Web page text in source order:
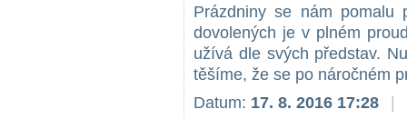
Prázdniny se nám pomalu
dovolených je v plném
užívá dle svých představ.
těšíme, že se po náročném
Datum: 17. 8. 2016 17:28